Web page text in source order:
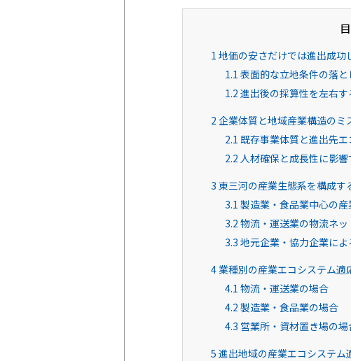
1 地価の安さだけでは進出成功
1.1 表面的な立地条件の落と
1.2 進出後の採算性を左右
2 企業体質と地域産業構造のミ
2.1 既存事業体質と進出先
2.2 人材確保と成長性に影
3 東三河の産業生態系を構成す
3.1 製造業・食品業中心の産
3.2 物流・運送業の物流ネッ
3.3 地元企業・協力企業に
4業種別の産業エコシステム適
4.1 物流・運送業の場合
4.2 製造業・食品業の場合
4.3 営業所・資材置き場の場
5 進出地域の産業エコシステム